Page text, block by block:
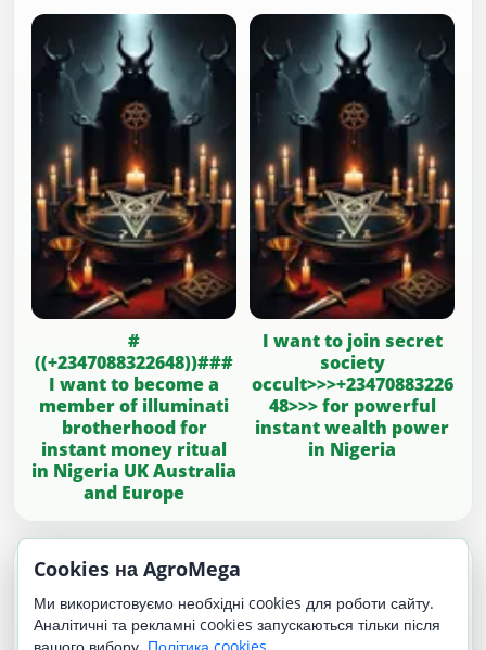
#
((+2347088322648))###
I want to become a
member of illuminati
brotherhood for
instant money ritual
in Nigeria UK Australia
and Europe
I want to join secret
society
occult>>>+23470883226
48>>> for powerful
instant wealth power
in Nigeria
Цікавинки на додачу
Cookies на AgroMega
Ми використовуємо необхідні cookies для роботи сайту.
Аналітичні та рекламні cookies запускаються тільки після